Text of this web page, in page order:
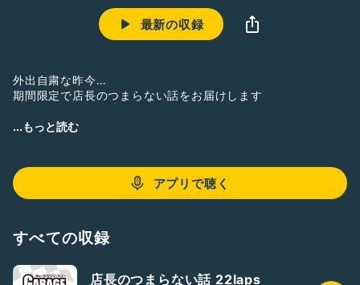
最新の収録
外出自粛な昨今…
期間限定で店長のつまらない話をお届けします
お暇つぶしになれば幸いです
...もっと読む
アプリで聴く
すべての収録
店長のつまらない話 22laps